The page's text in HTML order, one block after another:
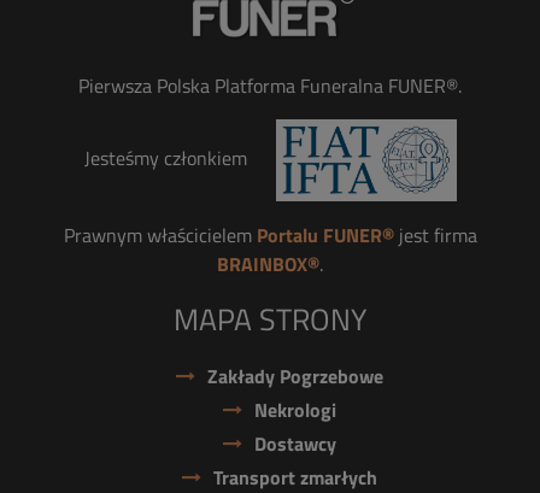
Pierwsza Polska Platforma Funeralna FUNER®.
Jesteśmy członkiem
Prawnym właścicielem Portalu FUNER®jest firma
BRAINBOX®.
MAPA STRONY
Zakłady Pogrzebowe
Nekrologi
Dostawcy
Transport zmarłych